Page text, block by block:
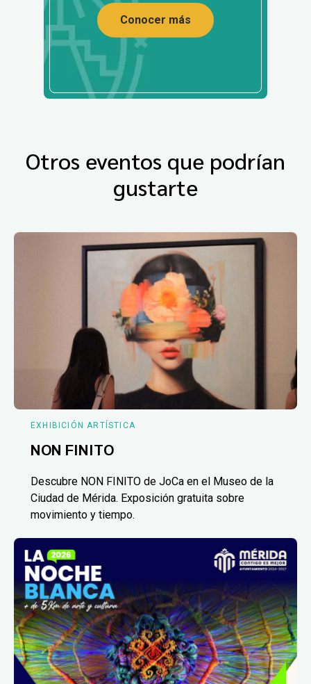
Conocer más
Otros eventos que podrían
gustarte
EXHIBICIÓN ARTÍSTICA
NON FINITO
Descubre NON FINITO de JoCa en el Museo de la
Ciudad de Mérida. Exposición gratuita sobre
movimiento y tiempo.